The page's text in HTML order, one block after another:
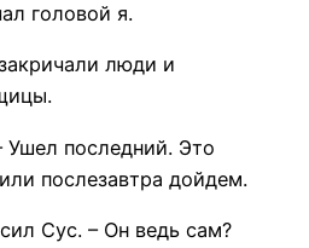
головой я.
люди и
последний. Это
послезавтра дойдем.
Сус. – Он ведь сам?